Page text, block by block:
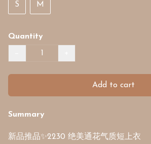
S M
Quantity
Add to cart
Summary
新品推品✨2230 绝美通花气质短上衣